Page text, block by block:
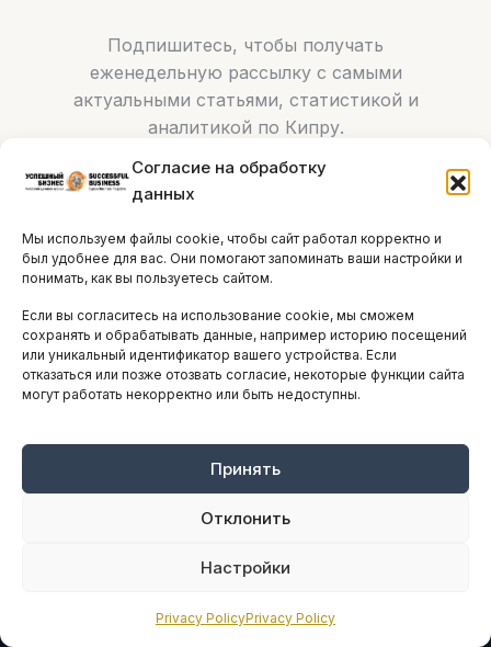
Согласие на обработку
данных
Мы используем файлы cookie, чтобы сайт работал корректно и
был удобнее для вас. Они помогают запоминать ваши настройки и
понимать, как вы пользуетесь сайтом.
Если вы согласитесь на использование cookie, мы сможем
сохранять и обрабатывать данные, например историю посещений
или уникальный идентификатор вашего устройства. Если
отказаться или позже отозвать согласие, некоторые функции сайта
могут работать некорректно или быть недоступны.
Принять
Отклонить
Настройки
Privacy PolicyPrivacy Policy
Подпишитесь, чтобы получать
еженедельную рассылку с самыми
актуальными статьями, статистикой и
аналитикой по Кипру.
ПОДПИСАТЬСЯ
ЗАЩИЩЕНО ПОЛИТИКОЙ КОНФИДЕНЦИАЛЬНОСТИ.
ТОЛЬКО ДЛЯ ЛИЦ, ПРИНИМАЮЩИХ РЕШЕНИЯ.